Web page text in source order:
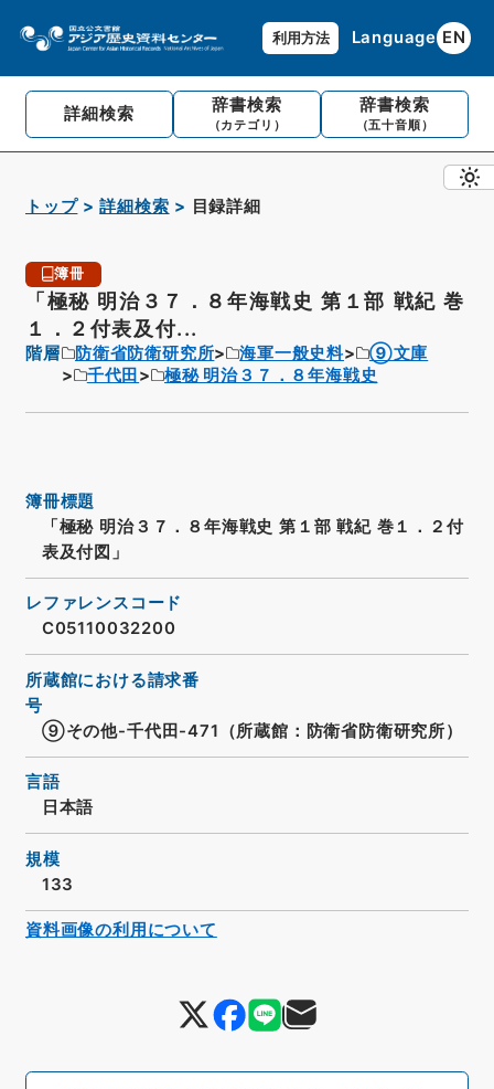
利用方法 Language EN
詳細検索 辞書検索
（カテゴリ）
辞書検索
（五十音順）
トップ 詳細検索 目録詳細
簿冊
「極秘 明治３７．８年海戦史 第１部 戦紀 巻
１．２付表及付...
階層 防衛省防衛研究所 海軍一般史料
⑨文庫
千代田
極秘 明治３７．８年海戦史
簿冊標題
「極秘 明治３７．８年海戦史 第１部 戦紀 巻１．２付
表及付図」
レファレンスコード
C05110032200
所蔵館における請求番
号
⑨その他-千代田-471（所蔵館：防衛省防衛研究所）
言語
日本語
規模
133
資料画像の利用について